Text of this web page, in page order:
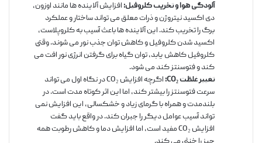
آلودگی هوا و تخریب کلروفیل: افزایش آلاینده ها مانند اوزون،
دی اکسید نیتروژن و ذرات معلق می تواند ساختار و عملکرد
برگ را تخریب کند. این آلاینده ها باعث آسیب به کلروپلاست،
اکسید شدن کلروفیل و کاهش توان جذب نور می شوند. وقتی
کلروفیل کاهش یابد، توان گیاه برای گرفتن انرژی نور افت می
کند و فتوسنتز کند می شود.
تغییر غلظت CO₂:
اگرچه افزایش CO₂ در نگاه اول می تواند
سرعت فتوسنتز را بیشتر کند، اما این اثر کوتاه مدت است. در
بلندمدت و همراه با گرمای زیاد و خشکسالی، این افزایش نمی
تواند آسیب عوامل دیگر را جبران کند. در واقع باید گفت
افزایش CO₂ مفید است، اما افزایش دما و کاهش رطوبت همه